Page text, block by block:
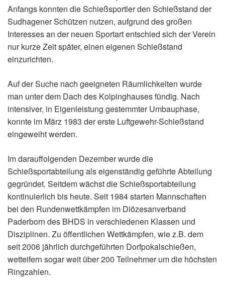
Anfangs konnten die Schießsportler den Schießstand der
Sudhagener Schützen nutzen, aufgrund des großen
Interesses an der neuen Sportart entschied sich der Verein
nur kurze Zeit später, einen eigenen Schießstand
einzurichten.
Auf der Suche nach geeigneten Räumlichkeiten wurde
man unter dem Dach des Kolpinghauses fündig. Nach
intensiver, in Eigenleistung gestemmter Umbauphase,
konnte im März 1983 der erste Luftgewehr-Schießstand
eingeweiht werden.
Im darauffolgenden Dezember wurde die
Schießsportabteilung als eigenständig geführte Abteilung
gegründet. Seitdem wächst die Schießsportabteilung
kontinuierlich bis heute. Seit 1984 starten Mannschaften
bei den Rundenwettkämpfen im Diözesanverband
Paderborn des BHDS in verschiedenen Klassen und
Disziplinen. Zu öffentlichen Wettkämpfen, wie z.B. dem
seit 2006 jährlich durchgeführten Dorfpokalschießen,
wetteifern sogar weit über 200 Teilnehmer um die höchsten
Ringzahlen.